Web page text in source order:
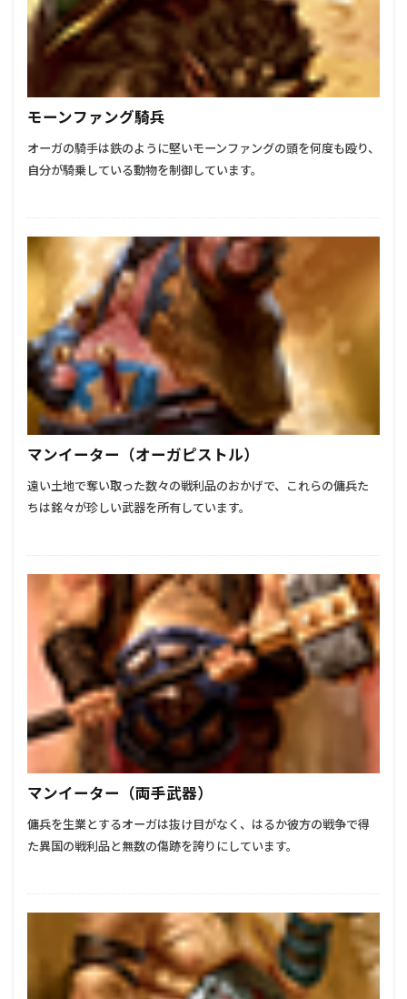
モーンファング騎兵
オーガの騎手は鉄のように堅いモーンファングの頭を何度も殴り、
自分が騎乗している動物を制御しています。
マンイーター（オーガピストル）
遠い土地で奪い取った数々の戦利品のおかげで、これらの傭兵た
ちは銘々が珍しい武器を所有しています。
マンイーター（両手武器）
傭兵を生業とするオーガは抜け目がなく、はるか彼方の戦争で得
た異国の戦利品と無数の傷跡を誇りにしています。